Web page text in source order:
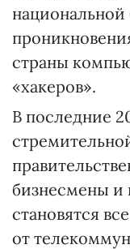
страны
«хакеров».
В последние
бизнесмены и
становятся
от